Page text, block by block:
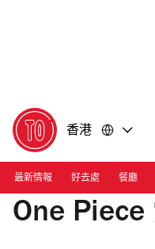
香港
最新情報 好去處 餐廳
One